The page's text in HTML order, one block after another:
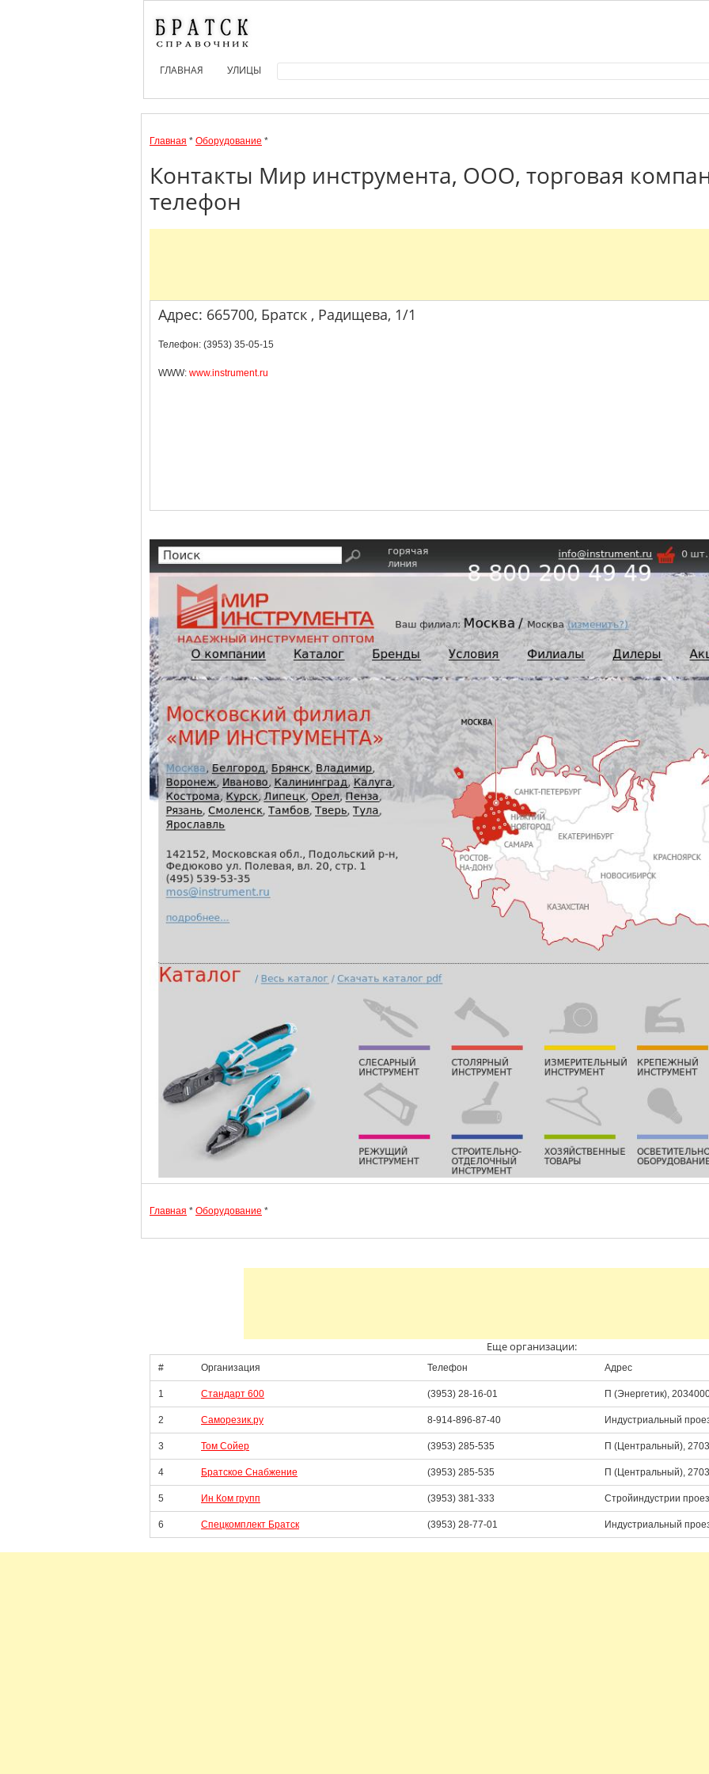
ГЛАВНАЯ УЛИЦЫ
Главная * Оборудование *
Контакты Мир инструмента, ООО, торговая
телефон
Адрес: 665700, Братск , Радищева, 1/1
Телефон: (3953) 35-05-15
WWW: www.instrument.ru
Главная * Оборудование *
Еще организации:
# Организация Телефон Адрес
1 Стандарт 600 (3953) 28-16-01 П (Энергетик),
2 Саморезик.ру 8-914-896-87-40 Индустриальный
3 Том Сойер (3953) 285-535 П (Центральный),
4 Братское Снабжение (3953) 285-535 П (Центральный),
5 Ин Ком групп (3953) 381-333 Стройиндустрии
6 Спецкомплект Братск (3953) 28-77-01 Индустриальный